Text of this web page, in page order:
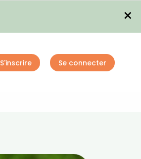
×
S'inscrire Se connecter